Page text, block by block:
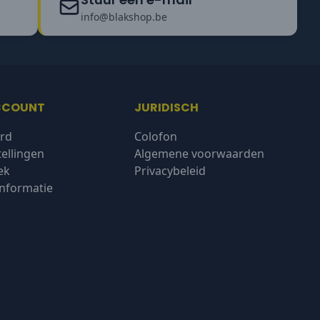
info@blakshop.be
JURIDISCH
Colofon
Algemene voorwaarden
Privacybeleid